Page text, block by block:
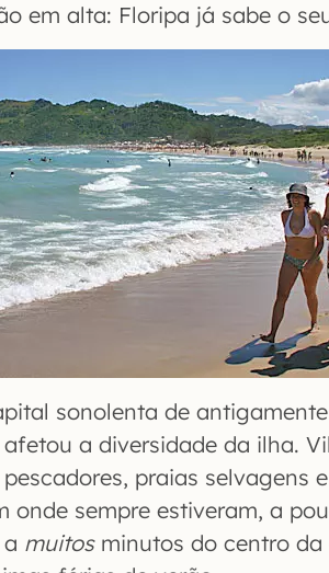
em alta: Floripa já sabe o
sonolenta de
a diversidade da ilha.
praias selvagens
onde sempre estiveram, a
muitosminutos do centro da